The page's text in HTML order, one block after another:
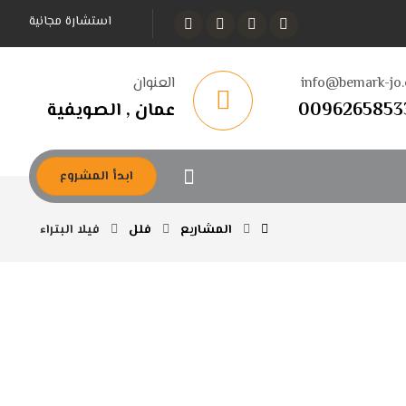
استشارة مجانية
العنوان
عمان , الصويفية
info@bemark-
ابدأ المشروع
المشاريع فلل فيلا البتراء